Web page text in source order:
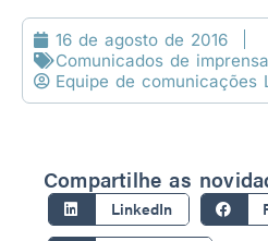
16 de agosto de 2016
Comunicados de imprensa
Equipe de comunicações
Compartilhe as
LinkedIn